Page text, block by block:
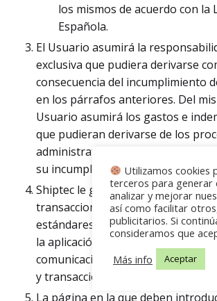
los mismos de acuerdo con la
Española.
El Usuario asumirá la
exclusiva que pudiera derivarse
consecuencia del incumplimiento
en los párrafos anteriores. Del
Usuario asumirá los gastos e
que pudieran derivarse de los
administrativos y judiciales como
su incumplimiento.
Shiptec le garantiza la seguridad
transacciones, al disponer de los
estándares tecnológicos de
la aplicación de protocolos de
comunicaciones en las páginas
y transacciones en el sitio Web.
La página en la que deben
Utilizamos cookies
terceros para generar
analizar y mejorar
así como facilitar
publicitarios. Si
consideramos que
Más info
Aceptar